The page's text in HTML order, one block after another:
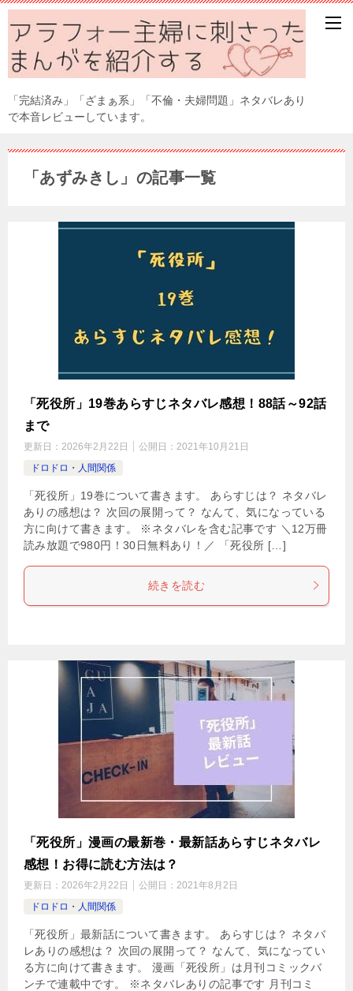
「完結済み」「ざまぁ系」「不倫・夫婦問題」ネタバレあり
で本音レビューしています。
「あずみきし」の記事一覧
「死役所」19巻あらすじネタバレ感想！88話～92話
まで
更新日： 2026年2月22日 公開日： 2021年10月21日
ドロドロ・人間関係
「死役所」19巻について書きます。 あらすじは？ ネタバレ
ありの感想は？ 次回の展開って？ なんて、気になっている
方に向けて書きます。 ※ネタバレを含む記事です ＼12万冊
読み放題で980円！30日無料あり！／ 「死役所 […]
続きを読む
「死役所」漫画の最新巻・最新話あらすじネタバレ
感想！お得に読む方法は？
更新日： 2026年2月22日 公開日： 2021年8月2日
ドロドロ・人間関係
「死役所」最新話について書きます。 あらすじは？ ネタバ
レありの感想は？ 次回の展開って？ なんて、気になってい
る方に向けて書きます。 漫画「死役所」は月刊コミックバ
ンチで連載中です。 ※ネタバレありの記事です 月刊コミ